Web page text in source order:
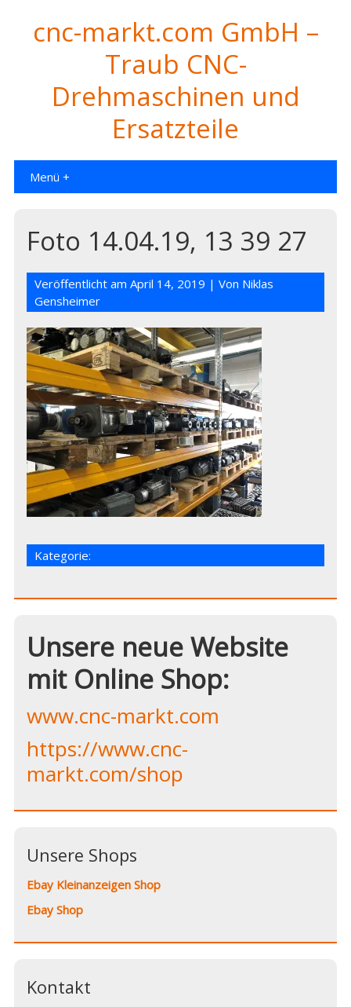
cnc-markt.com GmbH –
Traub CNC-
Drehmaschinen und
Ersatzteile
Menü +
Foto 14.04.19, 13 39 27
Veröffentlicht amApril 14, 2019 | Von Niklas
Gensheimer
Kategorie:
Unsere neue Website
mit Online Shop:
www.cnc-markt.com
https://www.cnc-
markt.com/shop
Unsere Shops
Ebay Kleinanzeigen Shop
Ebay Shop
Kontakt